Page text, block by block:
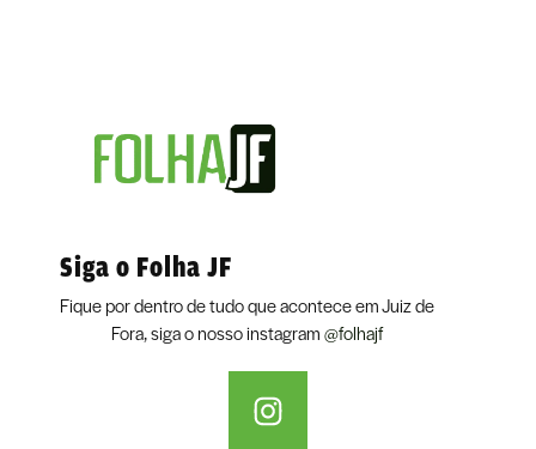
Siga o Folha JF
Fique por dentro de tudo que acontece em Juiz de
Fora, siga o nosso instagram@folhajf